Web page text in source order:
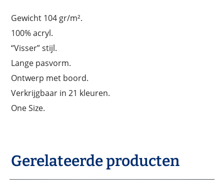
Gewicht 104 gr/m².
100% acryl.
“Visser” stijl.
Lange pasvorm.
Ontwerp met boord.
Verkrijgbaar in 21 kleuren.
One Size.
Gerelateerde producten